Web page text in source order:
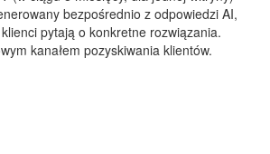
bezpośrednio z odpowiedzi AI,
pytają o konkretne rozwiązania.
kanałem pozyskiwania klientów.